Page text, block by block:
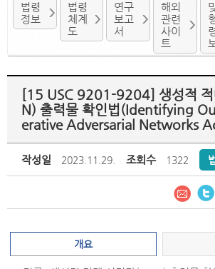
법령
정보
법령
체계
도
연구
보고
서
해외
관련
사이
트
[15 USC 9201-9204] 생성적
N) 출력물 확인법(Identifying
erative Adversarial Networks
작성일 2023.11.29. 조회수 1322
개요